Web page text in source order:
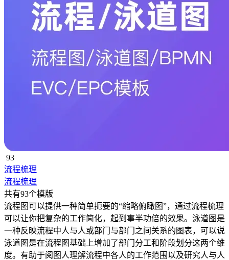
93
流程梳理
流程梳理
共有93个模版
流程图可以提供一种简单扼要的“缩略俯瞰图”，通过流程梳理
可以让你把复杂的工作简化，起到事半功倍的效果。泳道图是
一种反映流程中人与人或部门与部门之间关系的图表，可以说
泳道图是在流程图基础上增加了部门分工和阶段划分这两个维
度。有助于阅图人理解流程中各人的工作范围以及研究人与人